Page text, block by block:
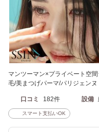
マンツーマン×プライベート空
毛/美まつげパーマ/パリジェンヌ
口コミ 182件 設備
スマート支払いOK